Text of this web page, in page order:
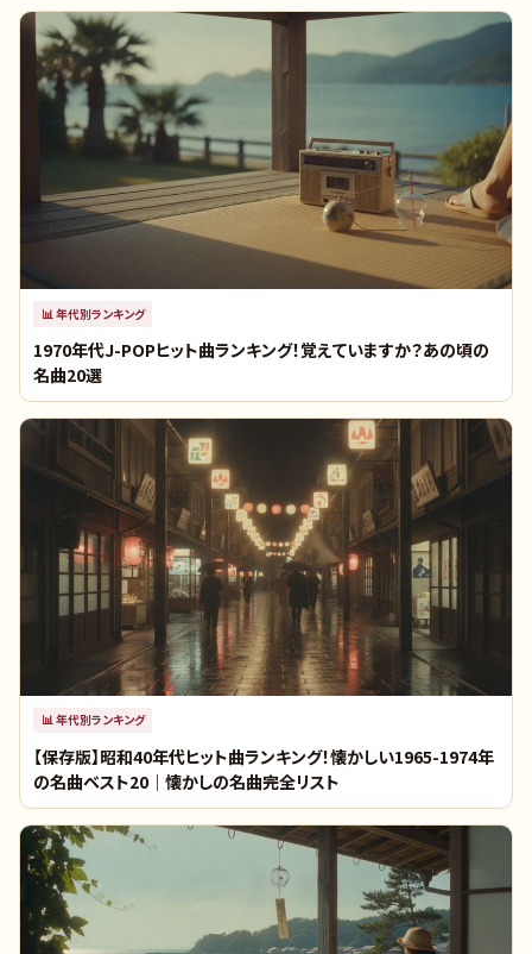
📊 年代別ランキング
1970年代J-POPヒット曲ランキング！覚えていますか？あの頃の
名曲20選
📊年代別ランキング
【保存版】昭和40年代ヒット曲ランキング！懐かしい1965-1974年
の名曲ベスト20｜懐かしの名曲完全リスト